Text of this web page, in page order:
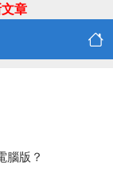
章
腦版？